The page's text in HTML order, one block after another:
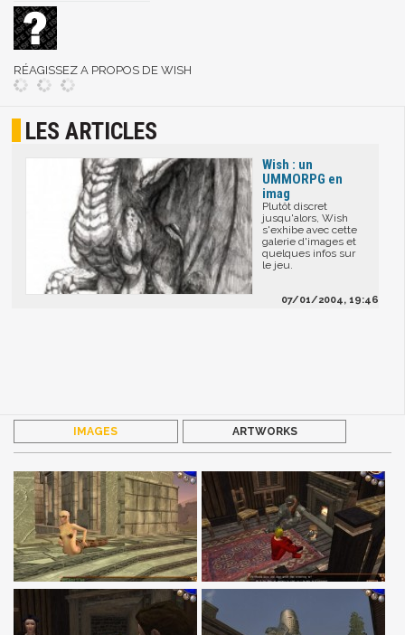
RÉAGISSEZ A PROPOS DE WISH
LES ARTICLES
Wish : un
UMMORPG en
imag
Plutôt discret
jusqu'alors, Wish
s'exhibe avec cette
galerie d'images et
quelques infos sur
le jeu.
07/01/2004, 19:46
IMAGES ARTWORKS